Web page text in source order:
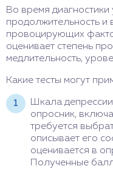
Во время диагностики
продолжительность и
провоцирующих
оценивает степень
медлительность,
Какие тесты могут
Шкала депрессии
опросник,
требуется
описывает его
оценивается в
Полученные